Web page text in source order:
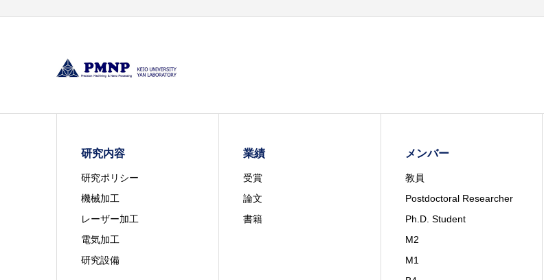
研究内容
研究ポリシー
機械加工
レーザー加工
電気加工
研究設備
業績
受賞
論文
書籍
メンバー
教員
Postdoctoral Researcher
Ph.D. Student
M2
M1